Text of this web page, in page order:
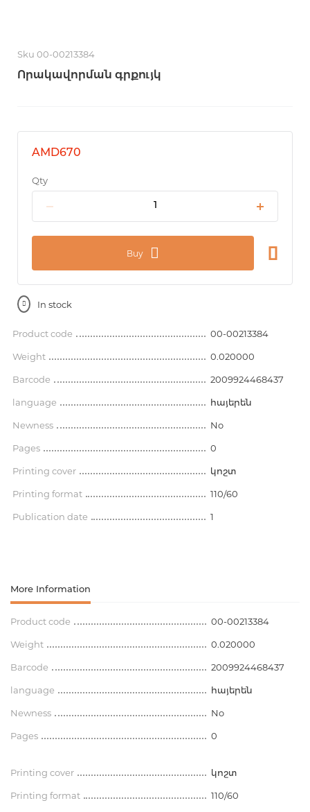
Sku 00-00213384
Որակավորման գրքույկ
AMD670
Qty
Buy
In stock
Product code 00-00213384
Weight 0.020000
Barcode 2009924468437
language հայերեն
Newness No
Pages 0
Printing cover կոշտ
Printing format 110/60
Publication date 1
More Information
Product code 00-00213384
Weight 0.020000
Barcode 2009924468437
language հայերեն
Newness No
Pages 0
Printing cover կոշտ
Printing format 110/60